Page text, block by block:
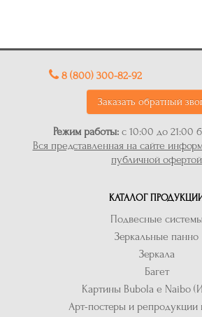
8 (800) 300-82-92
Заказать обратный
Режим работы: с 10:00 до 21:00
Вся представленная на сайте
публичной офертой
КАТАЛОГ
Подвесные системы
Зеркальные панно
Зеркала
Багет
Картины Bubola e Naibo
Арт-постеры и репродукции